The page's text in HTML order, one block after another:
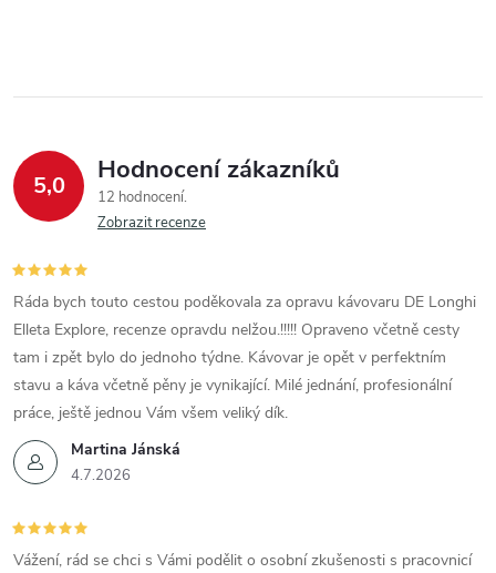
5,0 Hodnocení zákazníků
12 hodnocení
Zobrazit recenze
Martina Jánská
4.7.2026
Ráda bych touto cestou poděkovala za opravu kávovaru DE Longhi
Elleta Explore, recenze opravdu nelžou.!!!!! Opraveno včetně cesty
tam i zpět bylo do jednoho týdne. Kávovar je opět v perfektním
stavu a káva včetně pěny je vynikající. Milé jednání, profesionální
práce, ještě jednou Vám všem veliký dík.
Vážení, rád se chci s Vámi podělit o osobní zkušenosti s pracovnicí